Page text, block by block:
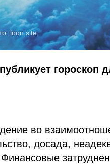
loon.site
гороскоп
во
досада,